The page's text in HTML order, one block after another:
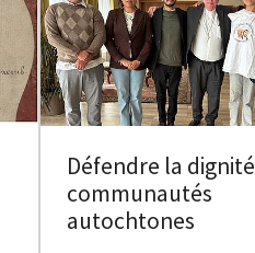
Défendre la
communautés
autochtones